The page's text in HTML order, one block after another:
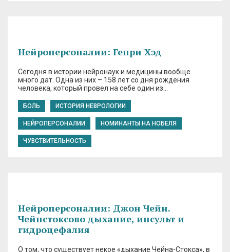
Нейроперсоналии: Генри Хэд
Сегодня в истории нейронаук и медицины вообще
много дат. Одна из них – 158 лет со дня рождения
человека, который провел на себе один из…
БОЛЬ ИСТОРИЯ НЕВРОЛОГИИ
НЕЙРОПЕРСОНАЛИИ НОМИНАНТЫ НА НОБЕЛЯ
ЧУВСТВИТЕЛЬНОСТЬ
Нейроперсоналии: Джон Чейн.
Чейнстоксово дыхание, инсульт и
гидроцефалия
О том, что существует некое «дыхание Чейна-Стокса», в